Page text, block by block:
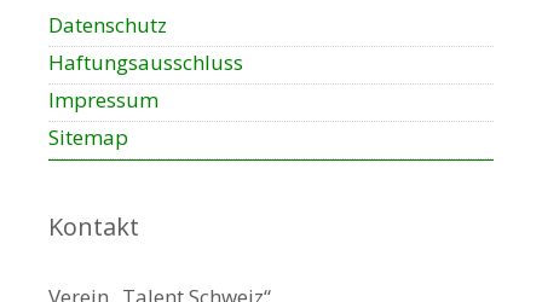
Datenschutz
Haftungsausschluss
Impressum
Sitemap
Kontakt